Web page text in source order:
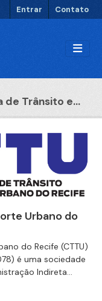
Entrar Contato
de Trânsito e...
Urbano do
do Recife (CTTU)
é uma sociedade
Indireta...